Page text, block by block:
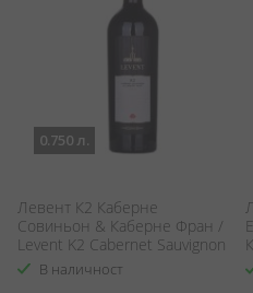
0.750 л.
Левент К2 Каберне
Совиньон & Каберне Фран /
Levent K2 Cabernet Sauvignon
& Cabernet Franc
В наличност